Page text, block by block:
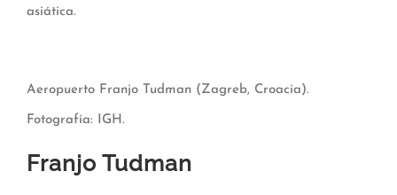
asiática.
Aeropuerto Franjo Tudman (Zagreb, Croacia).
Fotografía: IGH.
Franjo Tudman